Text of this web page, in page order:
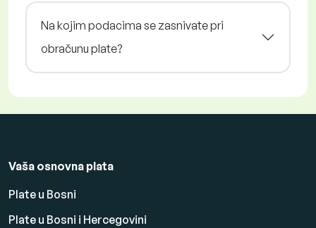
Na kojim podacima se zasnivate pri
obračunu plate?
Vaša osnovna plata
Plate u Bosni
Plate u Bosni i Hercegovini